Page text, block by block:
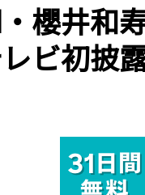
櫻井和
ビ初披